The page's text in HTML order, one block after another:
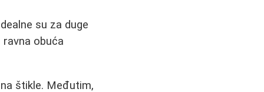
su za duge
obuća
štikle. Međutim,